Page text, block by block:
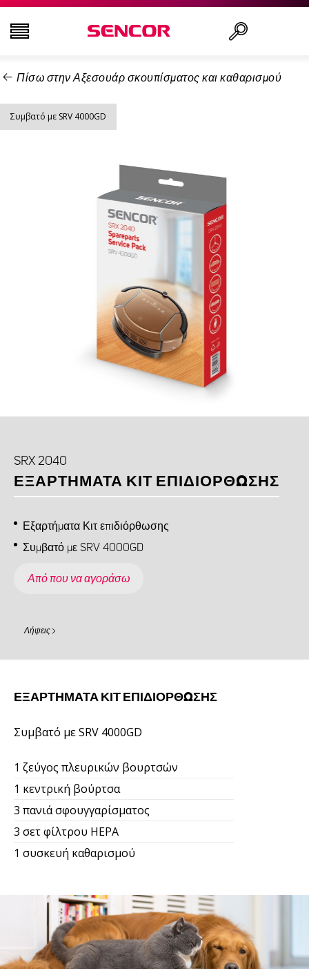
ΤΗΛΕΟΡΆΣΕΙΣ
ΕΙΚΌΝΑ & ΉΧΟΣ
ΟΙΚΙΑΚΌΣ ΕΞΟΠΛΙΣΜΌΣ
ΥΓΕΊΑ ΚΑΙ ΟΜΟΡΦΙΆ
ΕΊΔΗ ΓΡΑΦΕΊΟΥ ΚΑΙ ΚΑΛΏΔΙΑ
Πίσω στην Αξεσουάρ σκουπίσματος και καθαρισμού
Συμβατό με SRV 4000GD
SRX 2040
ΕΞΑΡΤΉΜΑΤΑ ΚΙΤ ΕΠΙΔΙΌΡΘΩΣΗΣ
Εξαρτήματα Κιτ επιδιόρθωσης
Συμβατό με SRV 4000GD
Από που να αγοράσω
Λήψεις
ΕΞΑΡΤΉΜΑΤΑ ΚΙΤ ΕΠΙΔΙΌΡΘΩΣΗΣ
Συμβατό με SRV 4000GD
1 ζεύγος πλευρικών βουρτσών
1 κεντρική βούρτσα
3 πανιά σφουγγαρίσματος
3 σετ φίλτρου HEPA
1 συσκευή καθαρισμού